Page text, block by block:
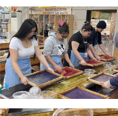
การท่องเที่ยวเพิ่มขึ้น